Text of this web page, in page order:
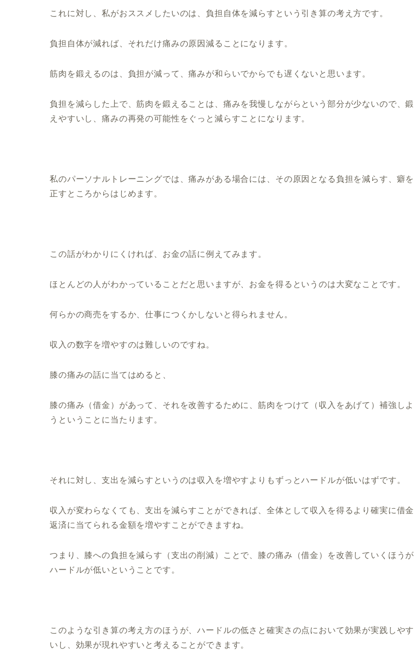
これに対し、私がおススメしたいのは、負担自体を減らすという引き算の考え方です。
負担自体が減れば、それだけ痛みの原因減ることになります。
筋肉を鍛えるのは、負担が減って、痛みが和らいでからでも遅くないと思います。
負担を減らした上で、筋肉を鍛えることは、痛みを我慢しながらという部分が少ないので、鍛
えやすいし、痛みの再発の可能性をぐっと減らすことになります。
私のパーソナルトレーニングでは、痛みがある場合には、その原因となる負担を減らす、癖を
正すところからはじめます。
この話がわかりにくければ、お金の話に例えてみます。
ほとんどの人がわかっていることだと思いますが、お金を得るというのは大変なことです。
何らかの商売をするか、仕事につくかしないと得られません。
収入の数字を増やすのは難しいのですね。
膝の痛みの話に当てはめると、
膝の痛み（借金）があって、それを改善するために、筋肉をつけて（収入をあげて）補強しよ
うということに当たります。
それに対し、支出を減らすというのは収入を増やすよりもずっとハードルが低いはずです。
収入が変わらなくても、支出を減らすことができれば、全体として収入を得るより確実に借金
返済に当てられる金額を増やすことができますね。
つまり、膝への負担を減らす（支出の削減）ことで、膝の痛み（借金）を改善していくほうが
ハードルが低いということです。
このような引き算の考え方のほうが、ハードルの低さと確実さの点において効果が実践しやす
いし、効果が現れやすいと考えることができます。